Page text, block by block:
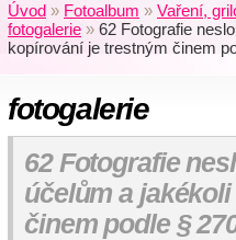
Úvod » Fotoalbum » Vaření,
fotogalerie » 62 Fotografie
kopírování je trestným činem
fotogalerie
62 Fotografie
účelům a
činem podle §